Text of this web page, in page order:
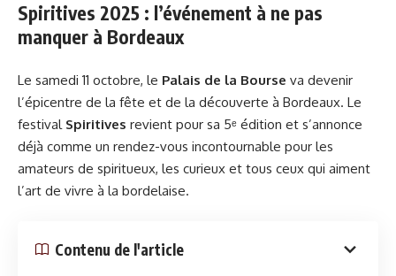
Spiritives 2025 : l’événement à ne pas
manquer à Bordeaux
Le samedi 11 octobre, le Palais de la Bourse va devenir
l’épicentre de la fête et de la découverte à Bordeaux. Le
festival Spiritives revient pour sa 5ᵉ édition et s’annonce
déjà comme un rendez-vous incontournable pour les
amateurs de spiritueux, les curieux et tous ceux qui aiment
l’art de vivre à la bordelaise.
Contenu de l'article